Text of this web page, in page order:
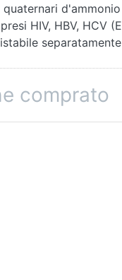
HIV, HBV, HCV
comprato